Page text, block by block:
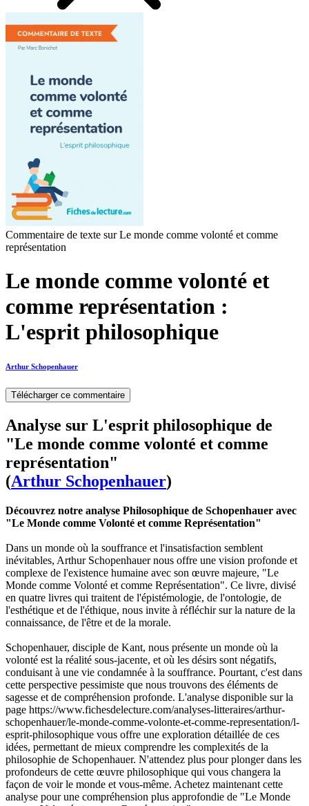
Commentaire de texte sur Le monde comme volonté et comme
représentation
Le monde comme volonté et
comme représentation :
L'esprit philosophique
Arthur Schopenhauer
Télécharger ce commentaire
Analyse sur L'esprit philosophique de
"Le monde comme volonté et comme
représentation"
(Arthur Schopenhauer)
Découvrez notre analyse Philosophique de Schopenhauer avec
"Le Monde comme Volonté et comme Représentation"
Dans un monde où la souffrance et l'insatisfaction semblent
inévitables, Arthur Schopenhauer nous offre une vision profonde et
complexe de l'existence humaine avec son œuvre majeure, "Le
Monde comme Volonté et comme Représentation". Ce livre, divisé
en quatre livres qui traitent de l'épistémologie, de l'ontologie, de
l'esthétique et de l'éthique, nous invite à réfléchir sur la nature de la
connaissance, de l'être et de la morale.
Schopenhauer, disciple de Kant, nous présente un monde où la
volonté est la réalité sous-jacente, et où les désirs sont négatifs,
conduisant à une vie condamnée à la souffrance. Pourtant, c'est dans
cette perspective pessimiste que nous trouvons des éléments de
sagesse et de compréhension profonde. L'analyse disponible sur la
page https://www.fichesdelecture.com/analyses-litteraires/arthur-
schopenhauer/le-monde-comme-volonte-et-comme-representation/l-
esprit-philosophique vous offre une exploration détaillée de ces
idées, permettant de mieux comprendre les complexités de la
philosophie de Schopenhauer. N'attendez plus pour plonger dans les
profondeurs de cette œuvre philosophique qui vous changera la
façon de voir le monde et vous-même. Achetez maintenant cette
analyse pour une compréhension plus approfondie de "Le Monde